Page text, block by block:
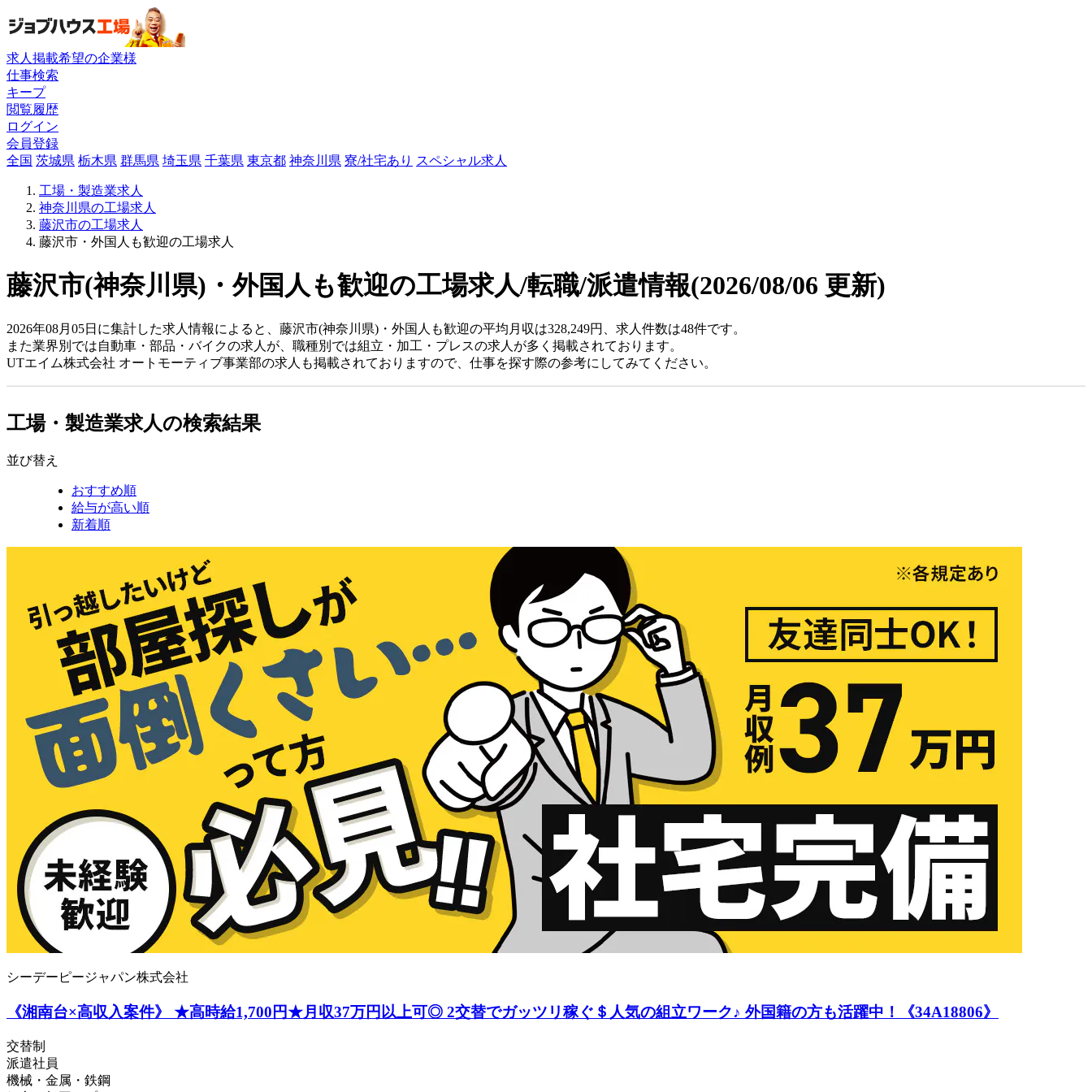
求人掲載希望の企業様
仕事検索
キープ
閲覧履歴
ログイン
会員登録
全国 茨城県 栃木県 群馬県 埼玉県 千葉県 東京都 神奈川県 寮/社宅あり スペシャル求人
工場・製造業求人
神奈川県の工場求人
藤沢市の工場求人
藤沢市・外国人も歓迎の工場求人
藤沢市(神奈川県)・外国人も歓迎の工場求人/転職/派遣情報(2026/08/06 更新)
2026年08月05日に集計した求人情報によると、藤沢市(神奈川県)・外国人も歓迎の平均月収は328,249円、求人件数は48件です。
また業界別では自動車・部品・バイクの求人が、職種別では組立・加工・プレスの求人が多く掲載されております。
UTエイム株式会社 オートモーティブ事業部の求人も掲載されておりますので、仕事を探す際の参考にしてみてください。
工場・製造業求人の検索結果
並び替え
おすすめ順
給与が高い順
新着順
シーデーピージャパン株式会社
《湘南台×高収入案件》 ★高時給1,700円★月収37万円以上可◎ 2交替でガッツリ稼ぐ＄人気の組立ワーク♪ 外国籍の方も活躍中！《34A18806》
交替制
派遣社員
機械・金属・鉄鋼